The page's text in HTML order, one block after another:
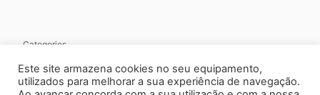
Categories
Este site armazena cookies no seu equipamento,
utilizados para melhorar a sua experiência de navegação.